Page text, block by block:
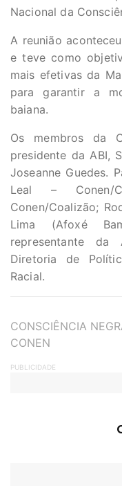
Nacional da
A reunião
e teve como
mais efetivas da
para garantir a
baiana.
Os membros da
presidente da ABI,
Joseanne Guedes.
Leal – Conen/
Conen/Coalizão;
Lima (Afoxé
representante da
Diretoria de
Racial.
TAGS
CONSCIÊNCIA
CONEN
PUBLICIDADE